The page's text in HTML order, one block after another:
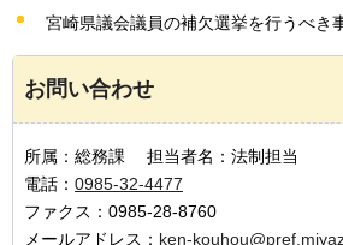
宮崎県議会議員の補欠選挙を行うべき
お問い合わせ
所属：総務課 担当者名：法制担当
電話： 0985-32-4477
ファクス：0985-28-8760
メールアドレス： ken-